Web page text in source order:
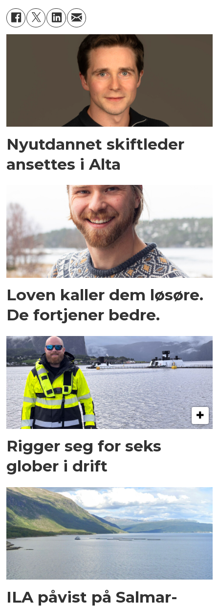
Nyutdannet skiftleder
ansettes i Alta
Loven kaller dem løsøre.
De fortjener bedre.
Rigger seg for seks
glober i drift
ILA påvist på Salmar-